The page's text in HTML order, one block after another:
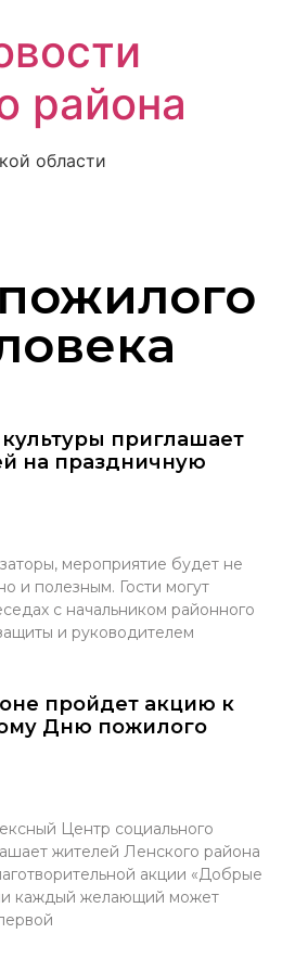
района
области
приглашает
на праздничную
мероприятие будет не
и полезным. Гости могут
с начальником районного
и руководителем
пройдет акцию к
Дню пожилого
Центр социального
жителей Ленского района
акции «Добрые
каждый желающий может